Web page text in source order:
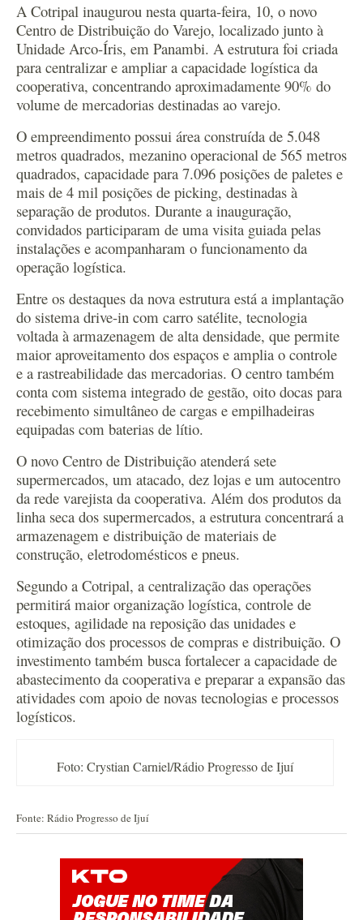
A Cotripal inaugurou nesta quarta-feira, 10, o novo
Centro de Distribuição do Varejo, localizado junto à
Unidade Arco-Íris, em Panambi. A estrutura foi criada
para centralizar e ampliar a capacidade logística da
cooperativa, concentrando aproximadamente 90% do
volume de mercadorias destinadas ao varejo.
O empreendimento possui área construída de 5.048
metros quadrados, mezanino operacional de 565 metros
quadrados, capacidade para 7.096 posições de paletes e
mais de 4 mil posições de picking, destinadas à
separação de produtos. Durante a inauguração,
convidados participaram de uma visita guiada pelas
instalações e acompanharam o funcionamento da
operação logística.
Entre os destaques da nova estrutura está a implantação
do sistema drive-in com carro satélite, tecnologia
voltada à armazenagem de alta densidade, que permite
maior aproveitamento dos espaços e amplia o controle
e a rastreabilidade das mercadorias. O centro também
conta com sistema integrado de gestão, oito docas para
recebimento simultâneo de cargas e empilhadeiras
equipadas com baterias de lítio.
O novo Centro de Distribuição atenderá sete
supermercados, um atacado, dez lojas e um autocentro
da rede varejista da cooperativa. Além dos produtos da
linha seca dos supermercados, a estrutura concentrará a
armazenagem e distribuição de materiais de
construção, eletrodomésticos e pneus.
Segundo a Cotripal, a centralização das operações
permitirá maior organização logística, controle de
estoques, agilidade na reposição das unidades e
otimização dos processos de compras e distribuição. O
investimento também busca fortalecer a capacidade de
abastecimento da cooperativa e preparar a expansão das
atividades com apoio de novas tecnologias e processos
logísticos.
Foto: Crystian Carniel/Rádio Progresso de Ijuí
Fonte: Rádio Progresso de Ijuí